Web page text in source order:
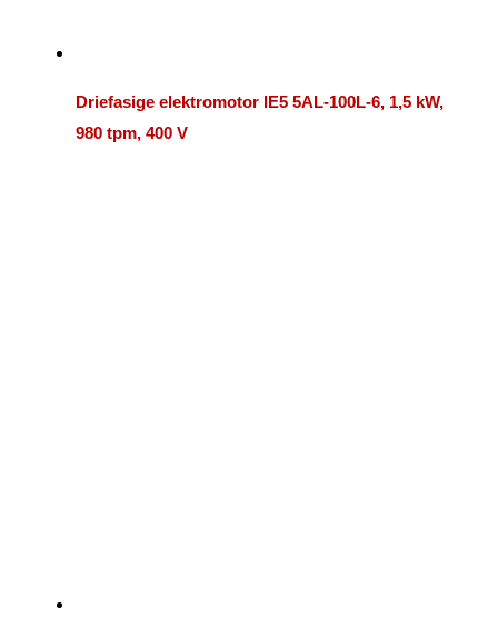
Driefasige elektromotor IE5 5AL-100L-6, 1,5 kW,
980 tpm, 400 V